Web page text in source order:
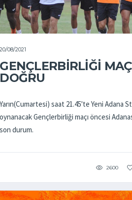
20/08/2021
GENÇLERBİRLİĞİ
DOĞRU
Yarın(Cumartesi) saat 21.45'te Yeni Adana
oynanacak Gençlerbirliği maçı öncesi
son durum.
2600